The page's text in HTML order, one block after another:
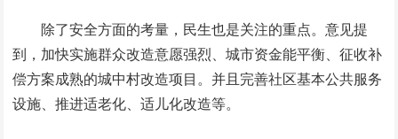
除了安全方面的考量，民生也是关注的重点。意见提
到，加快实施群众改造意愿强烈、城市资金能平衡、征收补
偿方案成熟的城中村改造项目。并且完善社区基本公共服务
设施、推进适老化、适儿化改造等。